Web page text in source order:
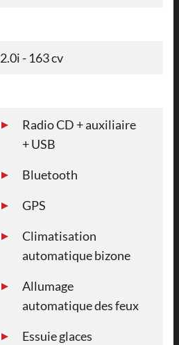
2.0i - 163 cv
Radio CD + auxiliaire
+ USB
Bluetooth
GPS
Climatisation
automatique bizone
Allumage
automatique des feux
Essuie glaces